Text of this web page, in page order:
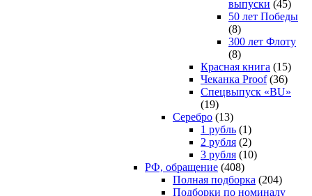
выпуски (45)
50 лет Победы
(8)
300 лет Флоту
(8)
Красная книга (15)
Чеканка Proof(36)
Спецвыпуск «BU»
(19)
Серебро (13)
1 рубль (1)
2 рубля (2)
3 рубля (10)
РФ, обращение (408)
Полная подборка (204)
Подборки по номиналу